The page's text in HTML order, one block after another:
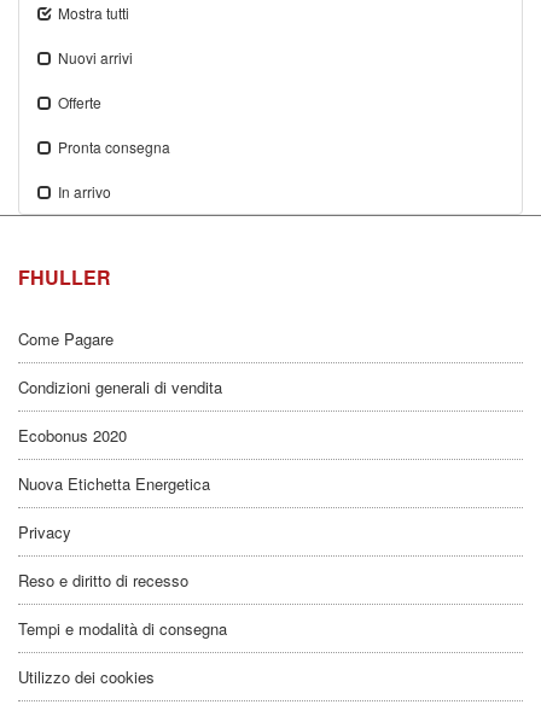
Mostra tutti
Nuovi arrivi
Offerte
Pronta consegna
In arrivo
FHULLER
Come Pagare
Condizioni generali di vendita
Ecobonus 2020
Nuova Etichetta Energetica
Privacy
Reso e diritto di recesso
Tempi e modalità di consegna
Utilizzo dei cookies